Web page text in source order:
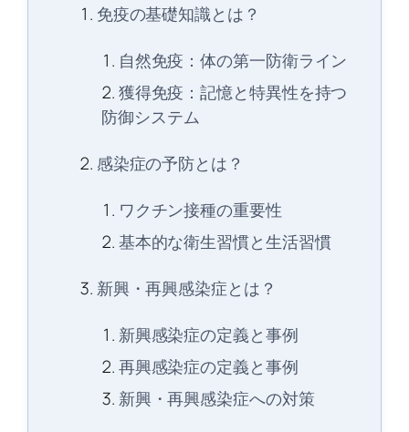
免疫の基礎知識とは？
自然免疫：体の第一防衛ライン
獲得免疫：記憶と特異性を持つ
防御システム
感染症の予防とは？
ワクチン接種の重要性
基本的な衛生習慣と生活習慣
新興・再興感染症とは？
新興感染症の定義と事例
再興感染症の定義と事例
新興・再興感染症への対策